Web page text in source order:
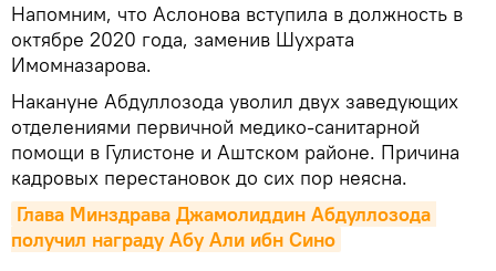
Напомним, что Аслонова вступила в должность в
октябре 2020 года, заменив Шухрата
Имомназарова.
Накануне Абдуллозода уволил двух заведующих
отделениями первичной медико-санитарной
помощи в Гулистоне и Аштском районе. Причина
кадровых перестановок до сих пор неясна.
Глава Минздрава Джамолиддин Абдуллозода
получил награду Абу Али ибн Сино